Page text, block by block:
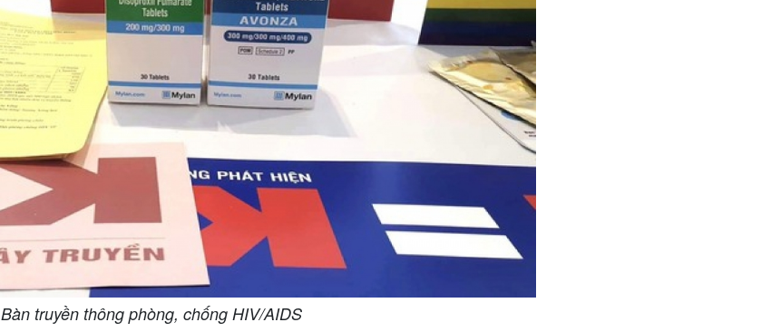
Bàn truyền thông phòng, chống HIV/AIDS